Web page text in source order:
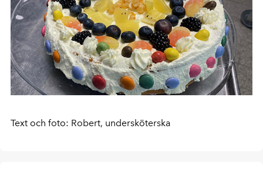
Text och foto: Robert, undersköterska